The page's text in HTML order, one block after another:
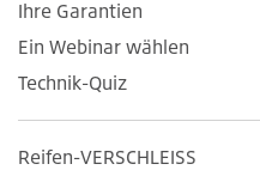
Ihre Garantien
Ein Webinar wählen
Technik-Quiz
Reifen-VERSCHLEISS